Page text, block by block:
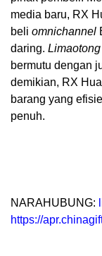
media baru, RX
beli omnichannel
daring. Limaotong
bermutu dengan
demikian, RX
barang yang
penuh.
NARAHUBUNG:
https://